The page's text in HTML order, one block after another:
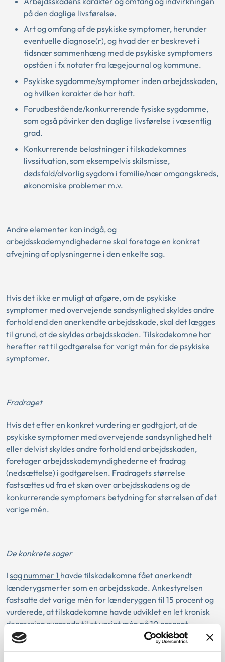
på den daglige livsførelse.
Art og omfang af de psykiske symptomer, herunder
eventuelle diagnose(r), og hvad der er beskrevet i
tidsnær sammenhæng med de psykiske symptomers
opståen i fx notater fra lægejournal og kommune.
Psykiske sygdomme/symptomer inden arbejdsskaden,
og hvilken karakter de har haft.
Forudbestående/konkurrerende fysiske sygdomme,
som også påvirker den daglige livsførelse i væsentlig
grad.
Konkurrerende belastninger i tilskadekomnes
livssituation, som eksempelvis skilsmisse,
dødsfald/alvorlig sygdom i familie/nær omgangskreds,
økonomiske problemer m.v.
Andre elementer kan indgå, og
arbejdsskademyndighederne skal foretage en konkret
afvejning af oplysningerne i den enkelte sag.
Hvis det ikke er muligt at afgøre, om de psykiske
symptomer med overvejende sandsynlighed skyldes andre
forhold end den anerkendte arbejdsskade, skal det lægges
til grund, at de skyldes arbejdsskaden. Tilskadekomne har
herefter ret til godtgørelse for varigt mén for de psykiske
symptomer.
Fradraget
Hvis det efter en konkret vurdering er godtgjort, at de
psykiske symptomer med overvejende sandsynlighed helt
eller delvist skyldes andre forhold end arbejdsskaden,
foretager arbejdsskademyndighederne et fradrag
(nedsættelse) i godtgørelsen. Fradragets størrelse
fastsættes ud fra et skøn over arbejdsskadens og de
konkurrerende symptomers betydning for størrelsen af det
varige mén.
De konkrete sager
I sag nummer 1 havde tilskadekomne fået anerkendt
lænderygsmerter som en arbejdsskade. Ankestyrelsen
fastsatte det varige mén for lænderyggen til 15 procent og
vurderede, at tilskadekomne havde udviklet en let kronisk
depression svarende til et varigt mén på 10 procent.